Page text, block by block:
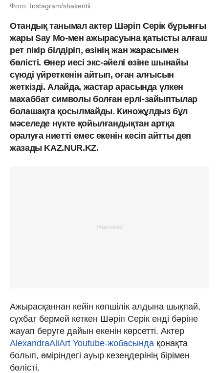
Фото: Instagram/shakentii
Отандық танымал актер Шәріп Серік бұрынғы
жары Say Mo-мен ажырасуына қатысты алғаш
рет пікір білдіріп, өзінің жан жарасымен
бөлісті. Өнер иесі экс-әйелі өзіне шынайы
сүюді үйреткенін айтып, оған алғысын
жеткізді. Алайда, жастар арасында үлкен
махаббат символы болған ерлі-зайыптылар
болашақта қосылмайды. Киножұлдыз бұл
мәселеде нүкте қойылғандықтан артқа
оралуға ниетті емес екенін кесіп айтты деп
жазады KAZ.NUR.KZ.
Ажырасқаннан кейін көпшілік алдына шықпай,
сұхбат бермей кеткен Шәріп Серік енді бәріне
жауап беруге дайын екенін көрсетті. Актер
AlexandraAliArt Youtube-жобасында қонақта
болып, өміріндегі ауыр кезеңдерінің бірімен
бөлісті.